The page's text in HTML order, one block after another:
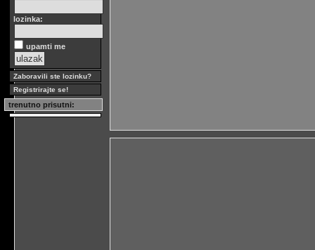
lozinka:
upamti me
Zaboravili ste lozinku?
Registrirajte se!
trenutno prisutni: